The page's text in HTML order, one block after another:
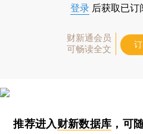
登录 后获取已订
财新通会员
可畅读全文
推荐进入财新数据库 ，可